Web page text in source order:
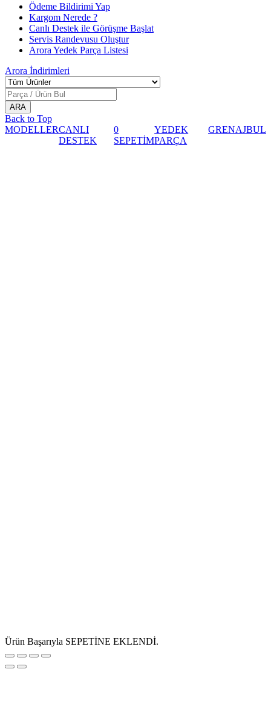
Ödeme Bildirimi Yap
Kargom Nerede ?
Canlı Destek ile Görüşme Başlat
Servis Randevusu Oluştur
Arora Yedek Parça Listesi
Arora İndirimleri
Back to Top
MODELLERCANLI
DESTEK
0
SEPETİM
YEDEK
PARÇA
GRENAJBUL
Ürün Başarıyla SEPETİNE EKLENDİ.